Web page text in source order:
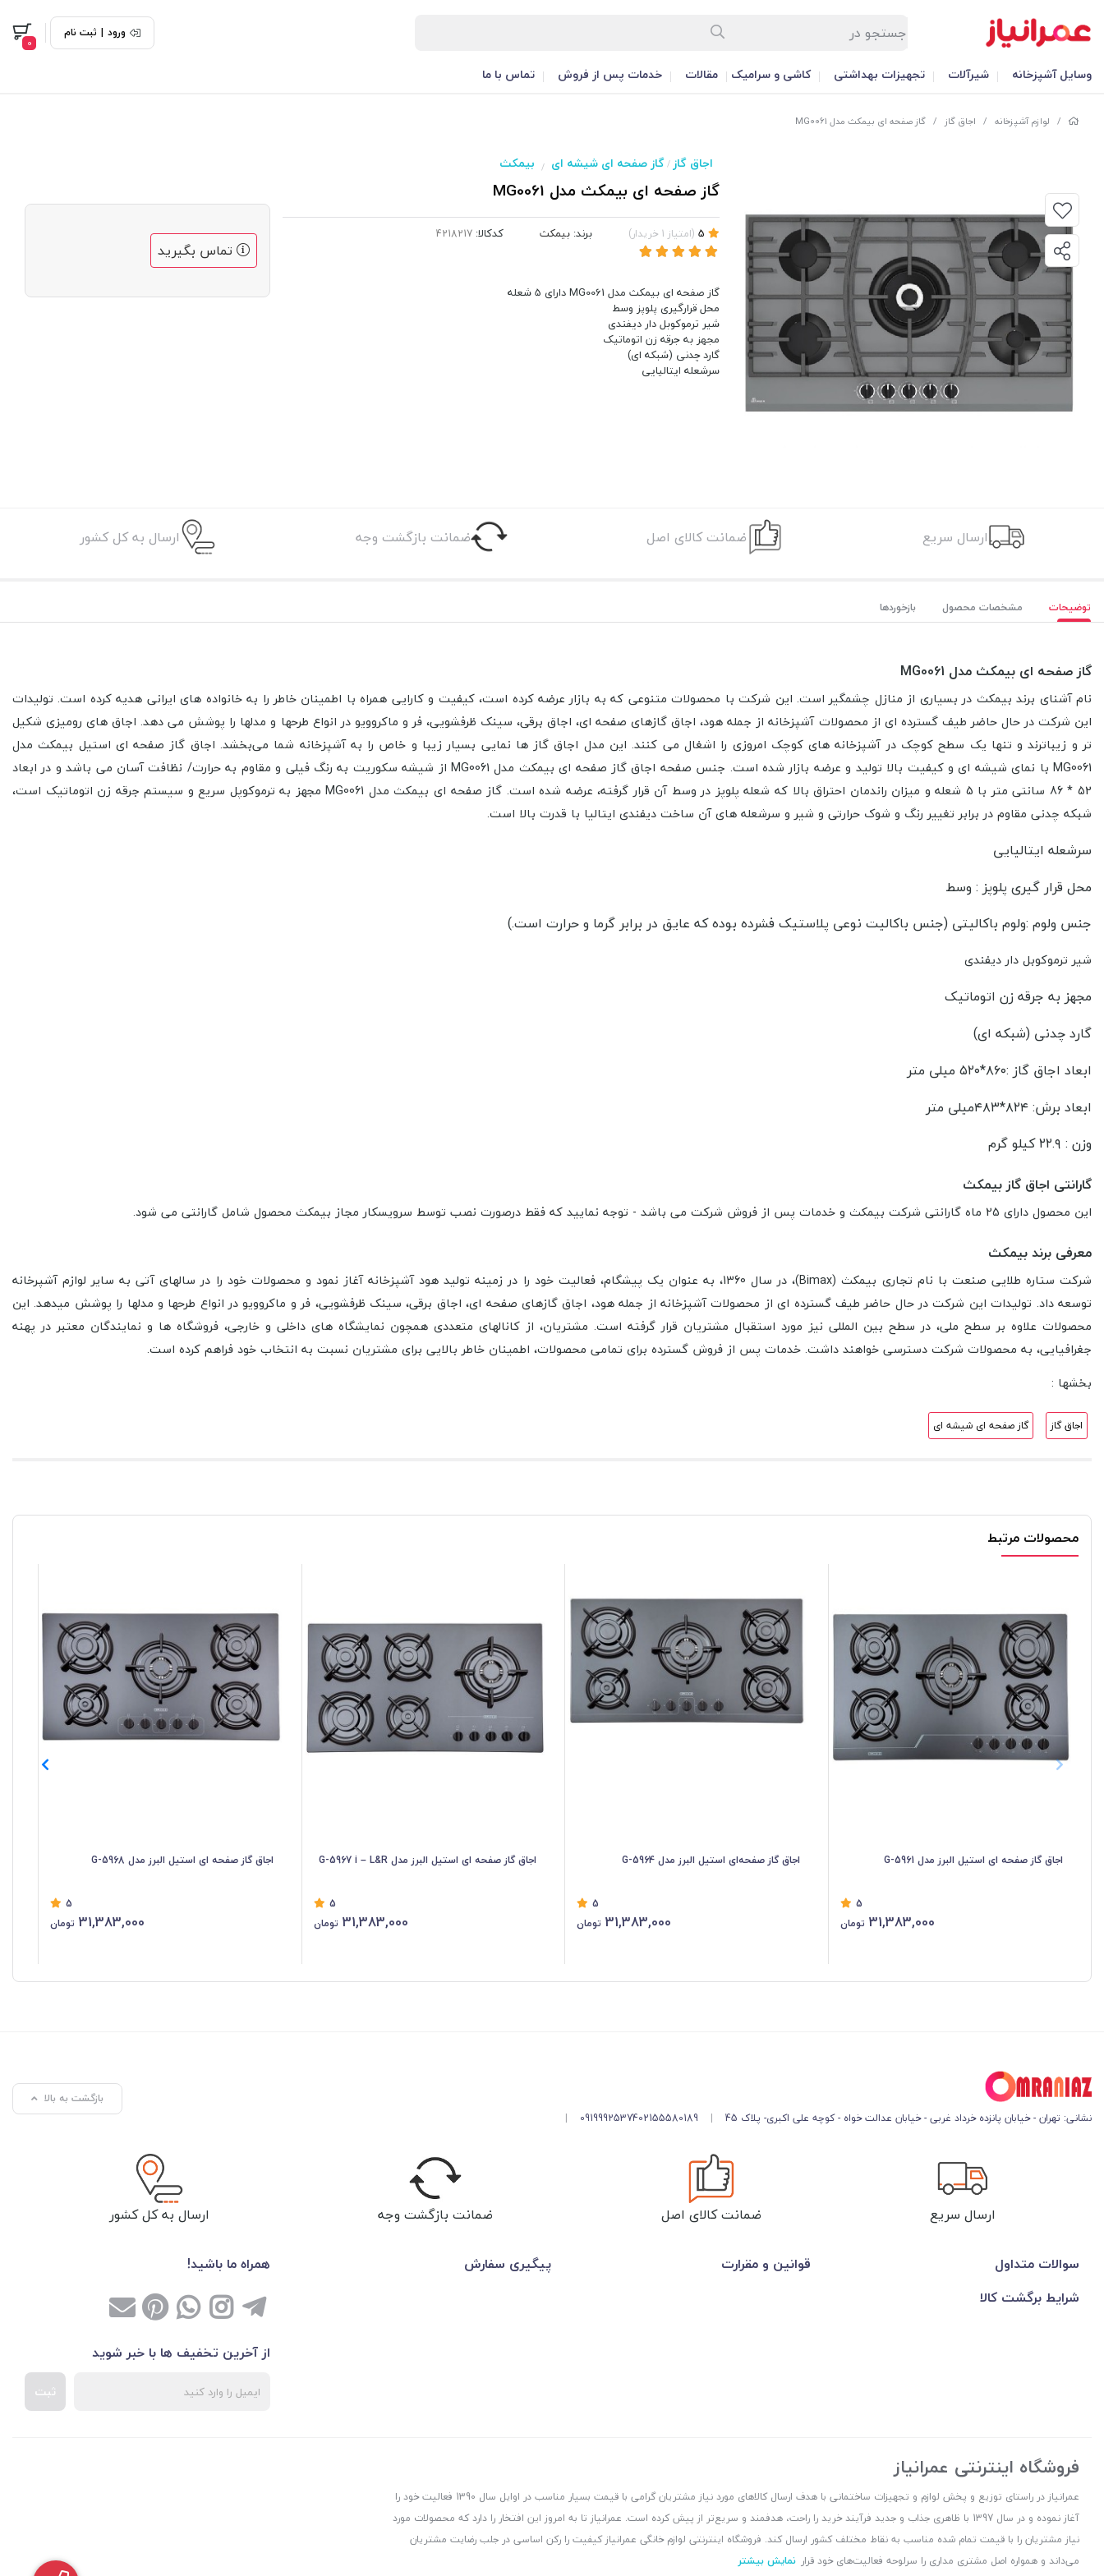
ورود | ثبت نام
0
وسایل آشپزخانه شیرآلات تجهیزات بهداشتی کاشی و سرامیک مقالات خدمات پس از فروش تماس با ما
/ لوازم آشپزخانه / اجاق گاز / گاز صفحه ای بیمکث مدل MG0061
اجاق گاز/گاز صفحه ای شیشه ای / بیمکث
گاز صفحه ای بیمکث مدل MG0061
(امتیاز 1 خریدار) برند: بیمکث کدکالا:
گاز صفحه ای بیمکث مدل MG0061 دارای 5 شعله
محل قرارگیری پلوپز وسط
شیر ترموکوبل دار دیفندی
مجهز به جرقه زن اتوماتیک
گارد چدنی (شبکه ای)
سرشعله ایتالیایی
تماس بگیرید
ارسال سریع ضمانت کالای اصل ضمانت بازگشت وجه ارسال به کل کشور
توضیحات مشخصات محصول بازخوردها
گاز صفحه ای بیمکث مدل MG0061
نام آشنای برند بیمکث در بسیاری از منازل چشمگیر است. این شرکت با محصولات متنوعی که به بازار عرضه کرده است، کیفیت و کارایی همراه با اطمینان خاطر را به خانواده های ایرانی هدیه کرده است. تولیدات
این شرکت در حال حاضر طیف گسترده­ ای از محصولات آشپزخانه از جمله هود، اجاق گاز­های صفحه ­ای، اجاق برقی، سینک ظرفشویی، فر و ماکروویو در انواع طرح­ها و مدل­ها را پوشش می­ دهد. اجاق های رومیزی شکیل
تر و زیباترند و تنها یک سطح کوچک در آشپزخانه های کوچک امروزی را اشغال می کنند. این مدل اجاق گاز ها نمایی بسیار زیبا و خاص را به آشپزخانه شما می‌بخشد. اجاق گاز صفحه ای استیل بیمکث مدل
MG0061 با نمای شیشه ای و کیفیت بالا تولید و عرضه بازار شده است. جنس صفحه اجاق گاز صفحه ای بیمکث مدل MG0061 از شیشه سکوریت به رنگ فیلی و مقاوم به حرارت/ نظافت آسان می باشد و در ابعاد
52 * 86 سانتی متر با 5 شعله و میزان راندمان احتراق بالا که شعله پلوپز در وسط آن قرار گرفته، عرضه شده است. گاز صفحه ای بیمکث مدل MG0061 مجهز به ترموکوپل سریع و سیستم جرقه زن اتوماتیک است،
شبکه چدنی مقاوم در برابر تغییر رنگ و شوک حرارتی و شیر و سرشعله های آن ساخت دیفندی ایتالیا با قدرت بالا است.
سرشعله ایتالیایی
محل قرار گیری پلوپز : وسط
جنس ولوم :ولوم باکالیتی (جنس باکالیت نوعی پلاستیک فشرده بوده که عایق در برابر گرما و حرارت است.)
شیر ترموکوبل دار دیفندی
مجهز به جرقه زن اتوماتیک
گارد چدنی (شبکه ای)
ابعاد اجاق گاز :۸۶۰*۵۲۰
میلی متر
ابعاد برش:۸۲۴*۴۸۳
میلی متر
وزن : ۲۲.۹کیلو گرم
گارانتی اجاق گاز بیمکث
این محصول دارای 25 ماه گارانتی شرکت بیمکث و خدمات پس از فروش شرکت می باشد - توجه نمایید که فقط درصورت نصب توسط سرویسکار مجاز بیمکث محصول شامل گارانتی می شود.
معرفی برند بیمکث
شرکت ستاره طلایی صنعت با نام تجاری بیمکث (Bimax)، در سال 1360، به عنوان یک پیشگام، فعالیت خود را در زمینه تولید هود آشپزخانه آغاز نمود و محصولات خود را در سال­های آتی به سایر لوازم آشپرخانه
توسعه داد. تولیدات این شرکت در حال حاضر طیف گسترده­ ای از محصولات آشپزخانه از جمله هود، اجاق گاز­های صفحه ­ای، اجاق برقی، سینک ظرفشویی، فر و ماکروویو در انواع طرح­ها و مدل­ها را پوشش می­دهد. این
محصولات علاوه بر سطح ملی، در سطح بین­ المللی نیز مورد استقبال مشتریان قرار گرفته است. مشتریان، از کانال­های متعددی همچون نمایشگاه ­های داخلی و خارجی، فروشگاه ­ها و نمایندگان معتبر در پهنه
جغرافیایی، به محصولات شرکت دسترسی خواهند داشت. خدمات پس از فروش گسترده برای تمامی محصولات، اطمینان خاطر بالایی برای مشتریان نسبت به انتخاب خود فراهم کرده است.
بخشها :
اجاق گاز گاز صفحه ای شیشه ای
محصولات مرتبط
اجاق گاز صفحه ای استیل البرز مدل G-5961
5
31,383,000 تومان
اجاق گاز صفحه‌ای استیل البرز مدل G-5964
5
31,383,000 تومان
اجاق گاز صفحه ای استیل البرز مدل G-5967 i – L&R
5
31,383,000 تومان
اجاق گاز صفحه ای استیل البرز مدل G-5968
5
31,383,000 تومان
نشانی: تهران - خیابان پانزده خرداد غربی - خیابان عدالت خواه - کوچه علی اکبری- پلاک 45 |
02155580189
09199925374
|
بازگشت به بالا
ارسال سریع ضمانت کالای اصل ضمانت بازگشت وجه ارسال به کل کشور
سوالات متداول قوانین و مقرارت
پیگیری سفارش
شرایط برگشت کالا
همراه ما باشید!
از آخرین تخفیف ها با خبر شوید
ثبت
فروشگاه اینترنتی عمرانیاز
عمرانیاز در راستای توزیع و پخش لوازم و تجهیزات ساختمانی با هدف ارسال کالاهای مورد نیاز مشتریان گرامی با قیمت بسیار مناسب در اوایل سال 1390 فعالیت خود را
آغاز نموده و در سال 1397 با ظاهری جذاب و جدید فرآیند خرید را راحت، هدفمند و سریع‌تر از پیش کرده است. عمرانیاز تا به امروز این افتخار را دارد که محصولات مورد
نیاز مشتریان را با قیمت تمام شده مناسب به نقاط مختلف کشور ارسال کند. فروشگاه اینترنتی لوازم خانگی عمرانیاز کیفیت را رکن اساسی در جلب رضایت مشتریان
می‌داند و همواره اصل مشتری مداری را سرلوحه فعالیت‌های خود قرار نمایش بیشتر